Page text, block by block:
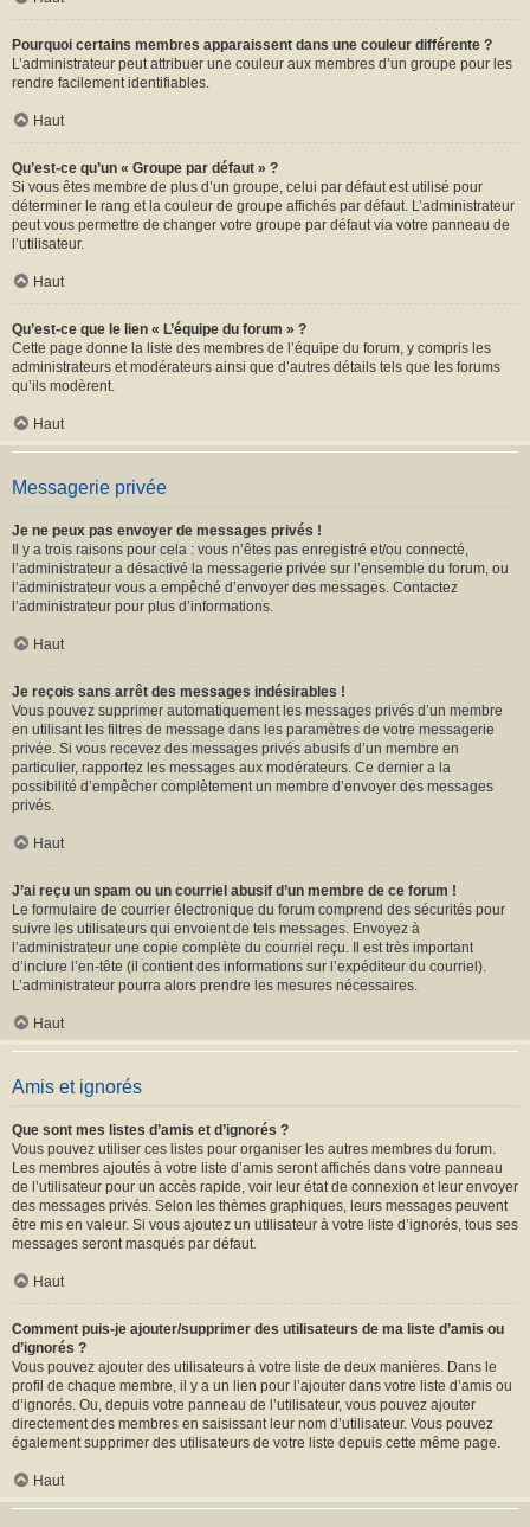
Pourquoi certains membres apparaissent dans une couleur différente ?
L’administrateur peut attribuer une couleur aux membres d’un groupe pour les
rendre facilement identifiables.
Haut
Qu’est-ce qu’un « Groupe par défaut » ?
Si vous êtes membre de plus d’un groupe, celui par défaut est utilisé pour
déterminer le rang et la couleur de groupe affichés par défaut. L’administrateur
peut vous permettre de changer votre groupe par défaut via votre panneau de
l’utilisateur.
Haut
Qu’est-ce que le lien « L’équipe du forum » ?
Cette page donne la liste des membres de l’équipe du forum, y compris les
administrateurs et modérateurs ainsi que d’autres détails tels que les forums
qu’ils modèrent.
Haut
Messagerie privée
Je ne peux pas envoyer de messages privés !
Il y a trois raisons pour cela : vous n’êtes pas enregistré et/ou connecté,
l’administrateur a désactivé la messagerie privée sur l’ensemble du forum, ou
l’administrateur vous a empêché d’envoyer des messages. Contactez
l’administrateur pour plus d’informations.
Haut
Je reçois sans arrêt des messages indésirables !
Vous pouvez supprimer automatiquement les messages privés d’un membre
en utilisant les filtres de message dans les paramètres de votre messagerie
privée. Si vous recevez des messages privés abusifs d’un membre en
particulier, rapportez les messages aux modérateurs. Ce dernier a la
possibilité d’empêcher complètement un membre d’envoyer des messages
privés.
Haut
J’ai reçu un spam ou un courriel abusif d’un membre de ce forum !
Le formulaire de courrier électronique du forum comprend des sécurités pour
suivre les utilisateurs qui envoient de tels messages. Envoyez à
l’administrateur une copie complète du courriel reçu. Il est très important
d’inclure l’en-tête (il contient des informations sur l’expéditeur du courriel).
L’administrateur pourra alors prendre les mesures nécessaires.
Haut
Amis et ignorés
Que sont mes listes d’amis et d’ignorés ?
Vous pouvez utiliser ces listes pour organiser les autres membres du forum.
Les membres ajoutés à votre liste d’amis seront affichés dans votre panneau
de l’utilisateur pour un accès rapide, voir leur état de connexion et leur envoyer
des messages privés. Selon les thèmes graphiques, leurs messages peuvent
être mis en valeur. Si vous ajoutez un utilisateur à votre liste d’ignorés, tous ses
messages seront masqués par défaut.
Haut
Comment puis-je ajouter/supprimer des utilisateurs de ma liste d’amis ou
d’ignorés ?
Vous pouvez ajouter des utilisateurs à votre liste de deux manières. Dans le
profil de chaque membre, il y a un lien pour l’ajouter dans votre liste d’amis ou
d’ignorés. Ou, depuis votre panneau de l’utilisateur, vous pouvez ajouter
directement des membres en saisissant leur nom d’utilisateur. Vous pouvez
également supprimer des utilisateurs de votre liste depuis cette même page.
Haut